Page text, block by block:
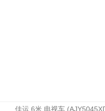
佳运 6米 电视车